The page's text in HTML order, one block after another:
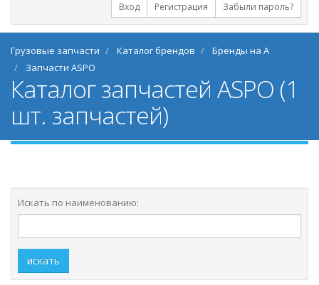
Вход Регистрация Забыли пароль?
Грузовые запчасти Каталог брендов
Бренды на A
Запчасти ASPO
Каталог запчастей ASPO (1
шт. запчастей)
Искать по наименованию:
искать